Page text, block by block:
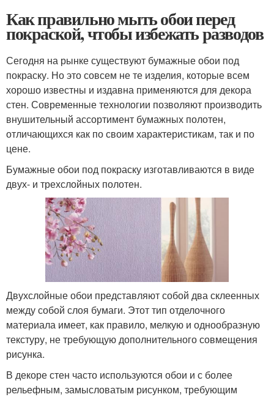
Как правильно мыть обои перед
покраской, чтобы избежать разводов
Сегодня на рынке существуют бумажные обои под
покраску. Но это совсем не те изделия, которые всем
хорошо известны и издавна применяются для декора
стен. Современные технологии позволяют производить
внушительный ассортимент бумажных полотен,
отличающихся как по своим характеристикам, так и по
цене.
Бумажные обои под покраску изготавливаются в виде
двух- и трехслойных полотен.
Двухслойные обои представляют собой два склеенных
между собой слоя бумаги. Этот тип отделочного
материала имеет, как правило, мелкую и однообразную
текстуру, не требующую дополнительного совмещения
рисунка.
В декоре стен часто используются обои и с более
рельефным, замысловатым рисунком, требующим